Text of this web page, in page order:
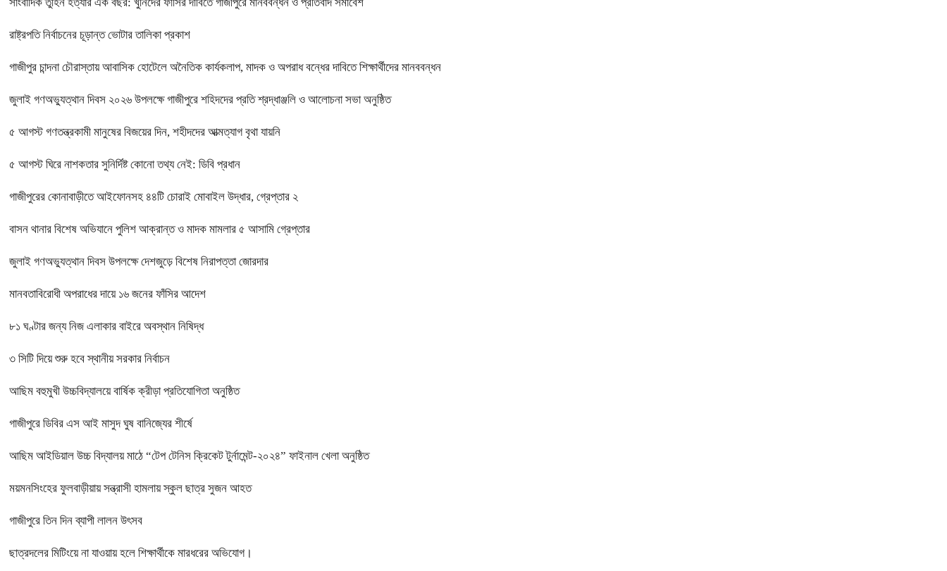
রাষ্ট্রপতি নির্বাচনের চূড়ান্ত ভোটার তালিকা প্রকাশ
গাজীপুর চান্দনা চৌরাস্তায় আবাসিক হোটেলে অনৈতিক কার্যকলাপ, মাদক ও অপরাধ বন্ধের দাবিতে শিক্ষার্থীদের মানববন্ধন
জুলাই গণঅভ্যুত্থান দিবস ২০২৬ উপলক্ষে গাজীপুরে শহিদদের প্রতি শ্রদ্ধাঞ্জলি ও আলোচনা সভা অনুষ্ঠিত
৫ আগস্ট গণতন্ত্রকামী মানুষের বিজয়ের দিন, শহীদদের আত্মত্যাগ বৃথা যায়নি
৫ আগস্ট ঘিরে নাশকতার সুনির্দিষ্ট কোনো তথ্য নেই: ডিবি প্রধান
গাজীপুরের কোনাবাড়ীতে আইফোনসহ ৪৪টি চোরাই মোবাইল উদ্ধার, গ্রেপ্তার ২
বাসন থানার বিশেষ অভিযানে পুলিশ আক্রান্ত ও মাদক মামলার ৫ আসামি গ্রেপ্তার
জুলাই গণঅভ্যুত্থান দিবস উপলক্ষে দেশজুড়ে বিশেষ নিরাপত্তা জোরদার
মানবতাবিরোধী অপরাধের দায়ে ১৬ জনের ফাঁসির আদেশ
৮১ ঘণ্টার জন্য নিজ এলাকার বাইরে অবস্থান নিষিদ্ধ
৩ সিটি দিয়ে শুরু হবে স্থানীয় সরকার নির্বাচন
আছিম বহুমুখী উচ্চবিদ্যালয়ে বার্ষিক ক্রীড়া প্রতিযোগিতা অনুষ্ঠিত
গাজীপুরে ডিবির এস আই মাসুদ ঘুষ বানিজ্যের শীর্ষে
আছিম আইডিয়াল উচ্চ বিদ্যালয় মাঠে “টেপ টেনিস ক্রিকেট টুর্নামেন্ট-২০২৪” ফাইনাল খেলা অনুষ্ঠিত
ময়মনসিংহের ফুলবাড়ীয়ায় সন্ত্রাসী হামলায় স্কুল ছাত্র সুজন আহত
গাজীপুরে তিন দিন ব্যাপী লালন উৎসব
ছাত্রদলের মিটিংয়ে না যাওয়ায় হলে শিক্ষার্থীকে মারধরের অভিযোগ।